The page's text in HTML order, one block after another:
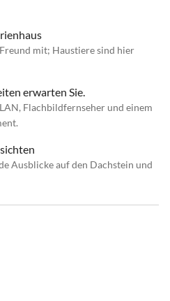
mit; Haustiere sind hier
erwarten Sie.
Flachbildfernseher und einem
Ausblicke auf den Dachstein und